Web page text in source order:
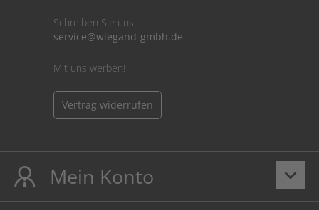
Schreiben Sie uns:
service@wiegand-gmbh.de
Mit uns werben!
Vertrag widerrufen
keyboard_arrow_down
Mein Konto